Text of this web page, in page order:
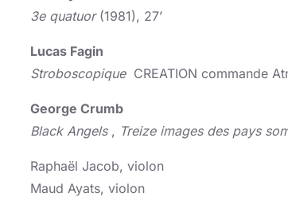
3e quatuor (1981), 27’
Lucas Fagin
StroboscopiqueCREATION commande
George Crumb
Black Angels, Treize images des pays
Raphaël Jacob, violon
Maud Ayats, violon